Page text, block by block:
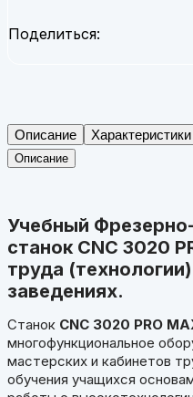
Поделиться:
Описание Характеристики
Описание
Учебный
станок CNC 3020
труда
заведениях.
Станок CNC 3020 PRO
многофункциональное
мастерских и кабинетов
обучения учащихся